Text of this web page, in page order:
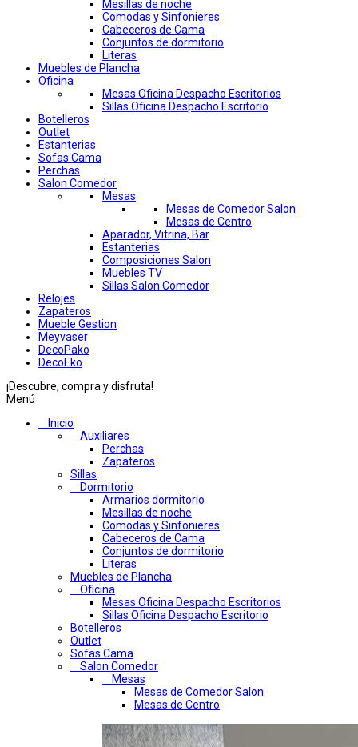
Mesillas de noche
Comodas y Sinfonieres
Cabeceros de Cama
Conjuntos de dormitorio
Literas
Muebles de Plancha
Oficina
Mesas Oficina Despacho Escritorios
Sillas Oficina Despacho Escritorio
Botelleros
Outlet
Estanterias
Sofas Cama
Perchas
Salon Comedor
Mesas
Mesas de Comedor Salon
Mesas de Centro
Aparador, Vitrina, Bar
Estanterias
Composiciones Salon
Muebles TV
Sillas Salon Comedor
Relojes
Zapateros
Mueble Gestion
Meyvaser
DecoPako
DecoEko
¡Descubre, compra y disfruta!
Menú
Inicio
Auxiliares
Perchas
Zapateros
Sillas
Dormitorio
Armarios dormitorio
Mesillas de noche
Comodas y Sinfonieres
Cabeceros de Cama
Conjuntos de dormitorio
Literas
Muebles de Plancha
Oficina
Mesas Oficina Despacho Escritorios
Sillas Oficina Despacho Escritorio
Botelleros
Outlet
Sofas Cama
Salon Comedor
Mesas
Mesas de Comedor Salon
Mesas de Centro